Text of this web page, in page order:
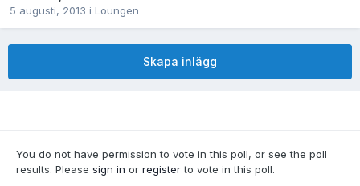
5 augusti, 2013 i Loungen
Skapa inlägg
You do not have permission to vote in this poll, or see the poll
results. Please sign in or registerto vote in this poll.